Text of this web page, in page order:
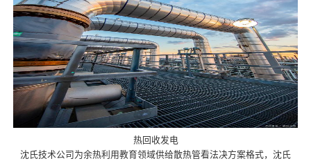
热回收发电
沈氏技术公司为余热利用教育领域供给散热管看法决方案格式，沈氏